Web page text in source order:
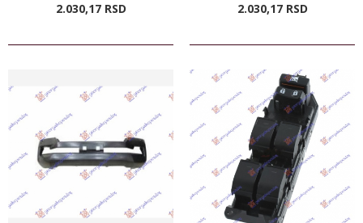
2.030,17 RSD 2.030,17 RSD